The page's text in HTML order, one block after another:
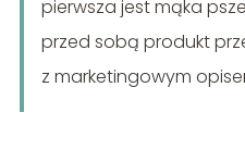
pierwsza jest mąka
przed sobą produkt
z marketingowym